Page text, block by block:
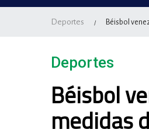
Deportes / Béisbol
Deportes
Béisbol
medidas